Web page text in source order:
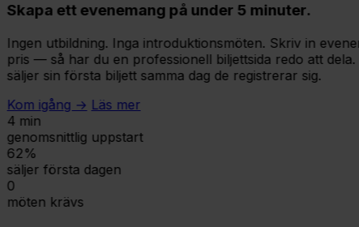
Skapa ett evenemang på under 5 minuter.
Ingen utbildning. Inga introduktionsmöten. Skriv in
pris — så har du en professionell biljettsida redo att
säljer sin första biljett samma dag de registrerar sig.
Kom igång → Läs mer
4 min
genomsnittlig uppstart
62%
säljer första dagen
0
möten krävs